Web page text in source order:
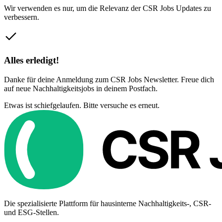
Wir verwenden es nur, um die Relevanz der CSR Jobs Updates zu
verbessern.
Alles erledigt!
Danke für deine Anmeldung zum CSR Jobs Newsletter. Freue dich
auf neue Nachhaltigkeitsjobs in deinem Postfach.
Etwas ist schiefgelaufen. Bitte versuche es erneut.
Die spezialisierte Plattform für hausinterne Nachhaltigkeits-, CSR-
und ESG-Stellen.